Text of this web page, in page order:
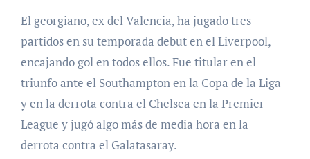
El georgiano, ex del Valencia, ha jugado tres
partidos en su temporada debut en el Liverpool,
encajando gol en todos ellos. Fue titular en el
triunfo ante el Southampton en la Copa de la Liga
y en la derrota contra el Chelsea en la Premier
League y jugó algo más de media hora en la
derrota contra el Galatasaray.